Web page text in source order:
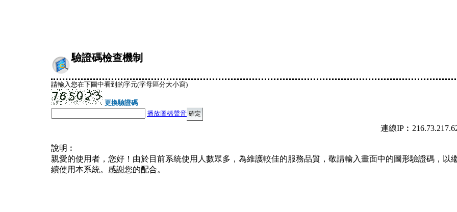
驗證碼檢查機制
請輸入您在下圖中看到的字元(字母區分大小寫)
更換驗證碼
播放圖檔聲音
連線
說明︰
親愛的使用者，您好！由於目前系統使用人數眾多，為維護較佳的服務品質，敬請輸入畫面中的圖形驗證碼，以
續使用本系統。感謝您的配合。